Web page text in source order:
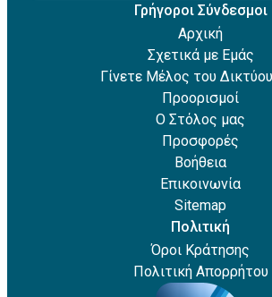
Γρήγοροι Σύνδεσμοι
Αρχική
Σχετικά με Εμάς
Γίνετε Μέλος του
Προορισμοί
Ο Στόλος μας
Προσφορές
Βοήθεια
Επικοινωνία
Sitemap
Πολιτική
Όροι Κράτησης
Πολιτική Απορρήτου